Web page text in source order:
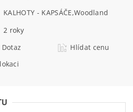
KALHOTY - KAPSÁČE,Woodland
2 roky
Dotaz
Hlídat cenu